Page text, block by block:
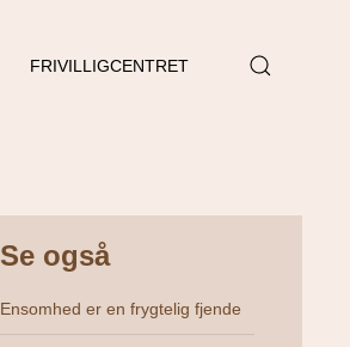
FRIVILLIGCENTRET
Se også
Ensomhed er en frygtelig fjende